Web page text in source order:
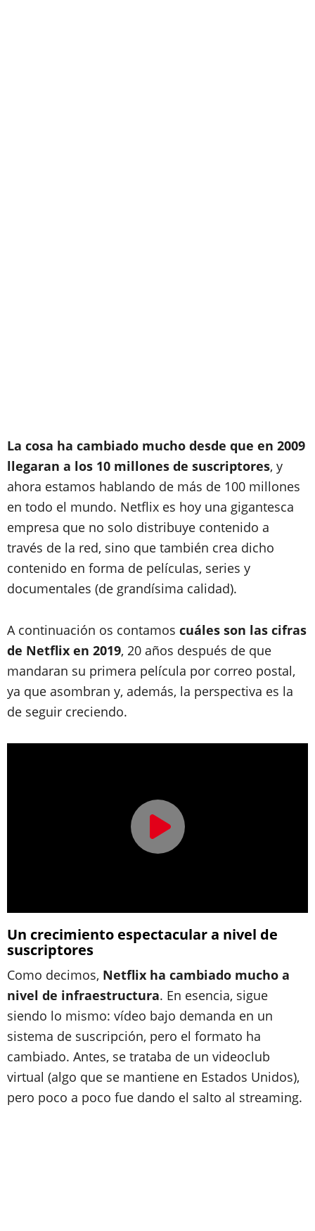
La cosa ha cambiado mucho desde que en 2009
llegaran a los 10 millones de suscriptores, y
ahora estamos hablando de más de 100 millones
en todo el mundo. Netflix es hoy una gigantesca
empresa que no solo distribuye contenido a
través de la red, sino que también crea dicho
contenido en forma de películas, series y
documentales (de grandísima calidad).
A continuación os contamos cuáles son las cifras
de Netflix en 2019, 20 años después de que
mandaran su primera película por correo postal,
ya que asombran y, además, la perspectiva es la
de seguir creciendo.
Un crecimiento espectacular a nivel de
suscriptores
Como decimos, Netflix ha cambiado mucho a
nivel de infraestructura. En esencia, sigue
siendo lo mismo: vídeo bajo demanda en un
sistema de suscripción, pero el formato ha
cambiado. Antes, se trataba de un videoclub
virtual (algo que se mantiene en Estados Unidos),
pero poco a poco fue dando el salto al streaming.